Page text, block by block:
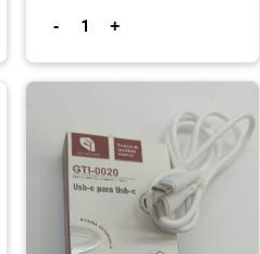
- 1 +